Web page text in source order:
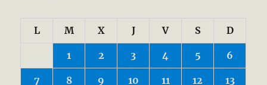
L M X J V S D
1 2 3 4 5 6
7 8 9 10 11 12 13